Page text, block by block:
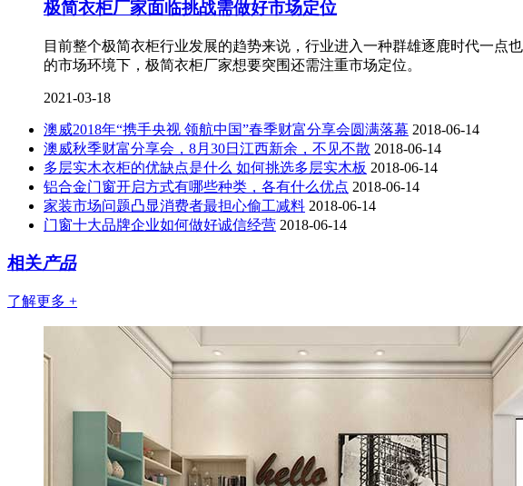
极简衣柜厂家面临挑战需做好市场定位
目前整个极简衣柜行业发展的趋势来说，行业进入一种群雄逐鹿时代一
的市场环境下，极简衣柜厂家想要突围还需注重市场定位。
2021-03-18
澳威2018年“携手央视 领航中国”春季财富分享会圆满落幕 2018-06-14
澳威秋季财富分享会，8月30日江西新余，不见不散 2018-06-14
多层实木衣柜的优缺点是什么 如何挑选多层实木板 2018-06-14
铝合金门窗开启方式有哪些种类，各有什么优点 2018-06-14
家装市场问题凸显消费者最担心偷工减料 2018-06-14
门窗十大品牌企业如何做好诚信经营 2018-06-14
相关产品
了解更多 +